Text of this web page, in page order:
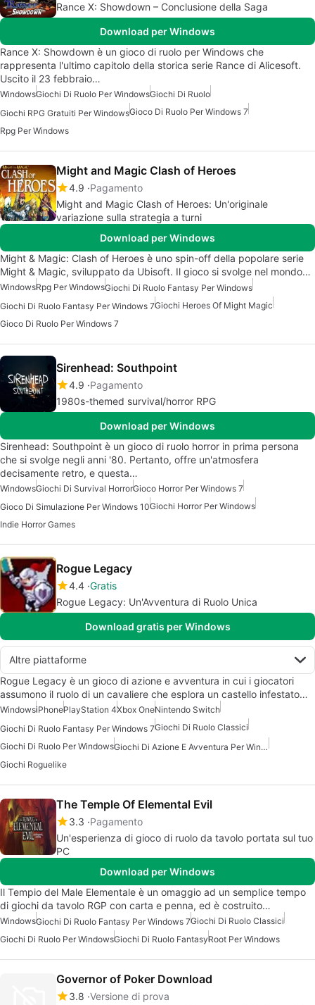
Rance X: Showdown – Conclusione della Saga
Download per Windows
Rance X: Showdown è un gioco di ruolo per Windows che
rappresenta l'ultimo capitolo della storica serie Rance di Alicesoft.
Uscito il 23 febbraio…
WindowsGiochi Di Ruolo Per WindowsGiochi Di Ruolo
Giochi RPG Gratuiti Per WindowsGioco Di Ruolo Per Windows 7
Rpg Per Windows
Might and Magic Clash of Heroes
4.9 Pagamento
Might and Magic Clash of Heroes: Un'originale
variazione sulla strategia a turni
Download per Windows
Might & Magic: Clash of Heroes è uno spin-off della popolare serie
Might & Magic, sviluppato da Ubisoft. Il gioco si svolge nel mondo…
WindowsRpg Per WindowsGiochi Di Ruolo Fantasy Per Windows
Giochi Di Ruolo Fantasy Per Windows 7Giochi Heroes Of Might Magic
Gioco Di Ruolo Per Windows 7
Sirenhead: Southpoint
4.9 Pagamento
1980s-themed survival/horror RPG
Download per Windows
Sirenhead: Southpoint è un gioco di ruolo horror in prima persona
che si svolge negli anni '80. Pertanto, offre un'atmosfera
decisamente retro, e questa…
WindowsGiochi Di Survival HorrorGioco Horror Per Windows 7
Gioco Di Simulazione Per Windows 10Giochi Horror Per Windows
Indie Horror Games
Rogue Legacy
4.4 Gratis
Rogue Legacy: Un'Avventura di Ruolo Unica
Download gratis per Windows
Altre piattaforme
Rogue Legacy è un gioco di azione e avventura in cui i giocatori
assumono il ruolo di un cavaliere che esplora un castello infestato…
WindowsiPhonePlayStation 4Xbox OneNintendo Switch
Giochi Di Ruolo Fantasy Per Windows 7Giochi Di Ruolo Classici
Giochi Di Ruolo Per Windows
Giochi Di Azione E Avventura Per Windows
Giochi Roguelike
The Temple Of Elemental Evil
3.3 Pagamento
Un'esperienza di gioco di ruolo da tavolo portata sul tuo
PC
Download per Windows
Il Tempio del Male Elementale è un omaggio ad un semplice tempo
di giochi da tavolo RGP con carta e penna, ed è costruito…
WindowsGiochi Di Ruolo Fantasy Per Windows 7Giochi Di Ruolo Classici
Giochi Di Ruolo Per WindowsGiochi Di Ruolo FantasyRoot Per Windows
Governor of Poker Download
3.8 Versione di prova